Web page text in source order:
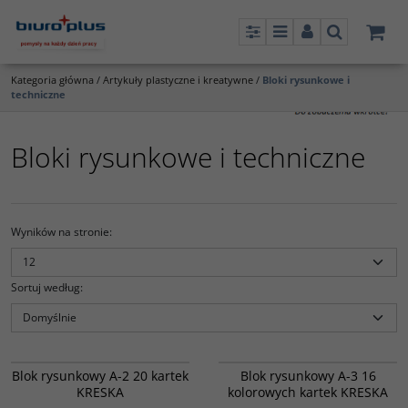
PanelMenuPanelSzukaj
Kategoria główna / Artykuły plastyczne i kreatywne / Bloki rysunkowe i
techniczne
Bloki rysunkowe i techniczne
Wyników na stronie:
Sortuj według:
Blok rysunkowy A-2 20 kartek
KRESKA
Blok rysunkowy A-3 16
kolorowych kartek KRESKA